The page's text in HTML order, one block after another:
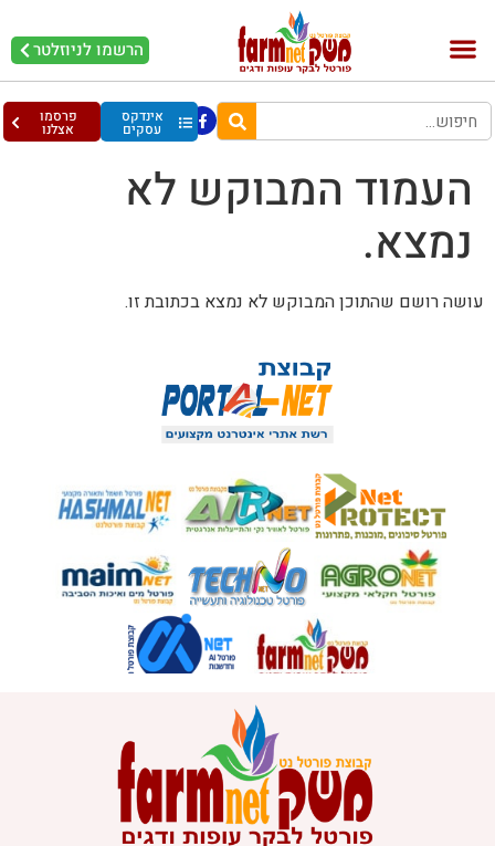
הרשמו לניוזלטר
אינדקס
עסקים
פרסמו
אצלנו
העמוד המבוקש לא
נמצא.
עושה רושם שהתוכן המבוקש לא נמצא בכתובת זו.